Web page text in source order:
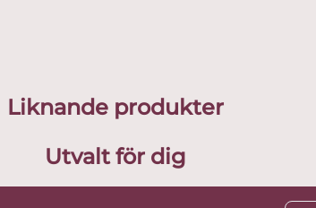
Liknande produkter
Utvalt för dig